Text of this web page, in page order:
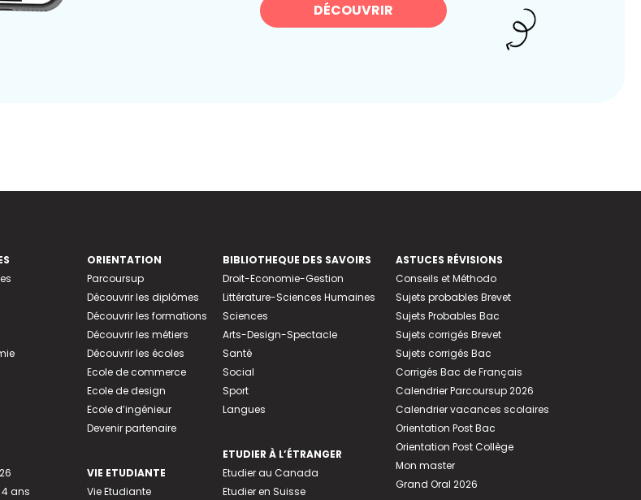
DÉCOUVRIR
4 ans
ORIENTATION
Parcoursup
Découvrir les diplômes
Découvrir les formations
Découvrir les métiers
Découvrir les écoles
Ecole de commerce
Ecole de design
Ecole d’ingénieur
Devenir partenaire
VIE ETUDIANTE
Vie Etudiante
BIBLIOTHEQUE DES SAVOIRS
Droit-Economie-Gestion
Littérature-Sciences Humaines
Sciences
Arts-Design-Spectacle
Santé
Social
Sport
Langues
ETUDIER À L’ÉTRANGER
Etudier au Canada
Etudier en Suisse
ASTUCES RÉVISIONS
Conseils et Méthodo
Sujets probables Brevet
Sujets Probables Bac
Sujets corrigés Brevet
Sujets corrigés Bac
Corrigés Bac de Français
Calendrier Parcoursup 2026
Calendrier vacances scolaires
Orientation Post Bac
Orientation Post Collège
Mon master
Grand Oral 2026